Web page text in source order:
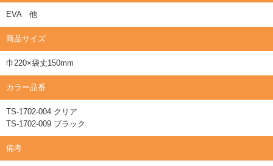
EVA 他
商品サイズ
巾220×袋丈150mm
カラー品番
TS-1702-004 クリア
TS-1702-009 ブラック
備考